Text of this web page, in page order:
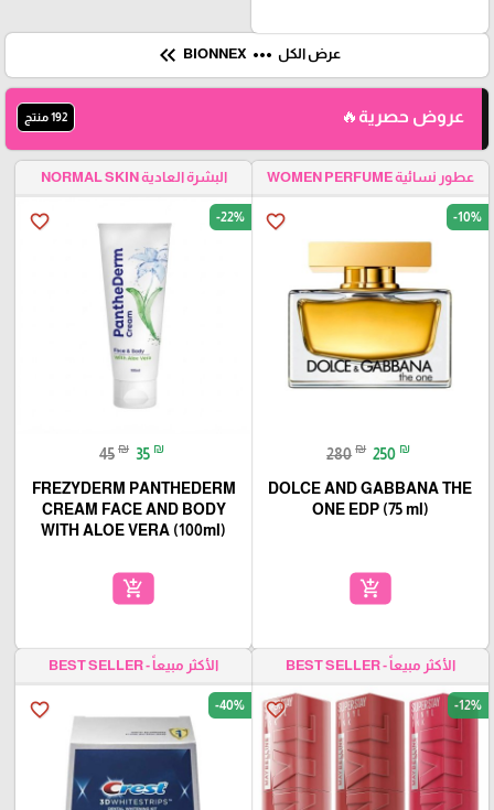
عرض الكل more_horiz
keyboard_double_arrow_left
عروض حصرية🔥 192 منتج
عطور نسائية WOMEN PERFUME
favorite_border -10%
280 ₪ 250 ₪
DOLCE AND GABBANA THE
ONE EDP (75 ml)
add_shopping_cart
البشرة العادية NORMAL SKIN
favorite_border -22%
45 ₪ 35 ₪
FREZYDERM PANTHEDERM
CREAM FACE AND BODY
WITH ALOE VERA (100ml)
add_shopping_cart
الأكثر مبيعاً - BEST SELLER
favorite_border -12%
الأكثر مبيعاً - BEST SELLER
favorite_border -40%